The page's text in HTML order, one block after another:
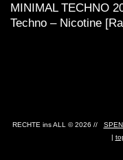
MINIMAL TECHNO
Techno – Nicotine
RECHTE ins ALL © 2026 //
|